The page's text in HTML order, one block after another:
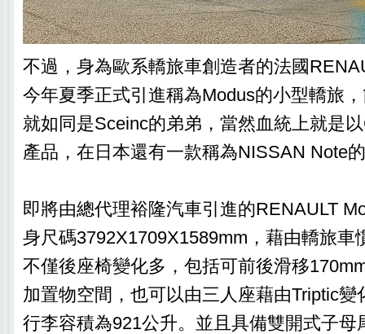
不過，身為歐系轎旅車創造者的法國
今年夏季正式引進稱為Modus的小型轎旅
就如同是Sceinc的弟弟，當然血統上就是
產品，在日本還有一款稱為NISSAN Note
即將由總代理裕隆汽車引進的RENAULT
身尺碼3792X1709X1589mm，藉由轎旅車
不僅後座椅變化多，包括可前後滑移
加置物空間，也可以由三人座藉由Triptic變
行李容積為921公升。並且具備雙開式子母